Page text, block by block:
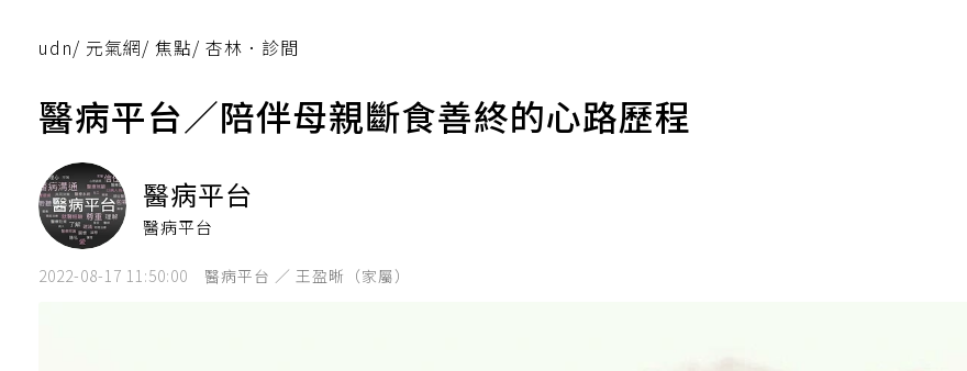
udn/ 元氣網/ 焦點/ 杏林．診間
醫病平台／陪伴母親斷食善終的心路歷程
醫病平台
醫病平台
2022-08-17 11:50:00 醫病平台 ／ 王盈晰（家屬）